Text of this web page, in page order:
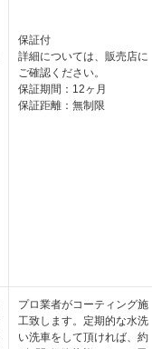
保証付
詳細については、販売店に
ご確認ください。
保証期間：12ヶ月
保証距離：無制限
プロ業者がコーティング施
工致します。定期的な水洗
い洗車をして頂ければ、約